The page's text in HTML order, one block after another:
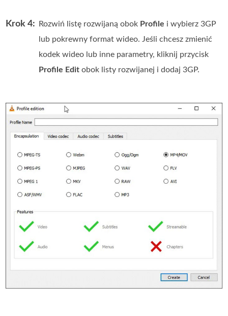
Krok 4: Rozwiń listę rozwijaną obok Profile i wybierz 3GP
lub pokrewny format wideo. Jeśli chcesz zmienić
kodek wideo lub inne parametry, kliknij przycisk
Profile Edit obok listy rozwijanej i dodaj 3GP.